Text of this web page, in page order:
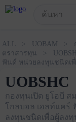
ALL > UOBAM > ก
ตราสารทุน >
ฟันด์ หน่วยลงทุนชนิดเ
UOBSHC
กองทุนเปิด ยูโอบี ส
โกลบอล เฮลท์แคร์
ลงทุนชนิดเพื่อผู้ลงทุ
!-- Start Advertise -->